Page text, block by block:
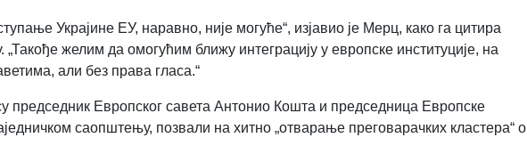
Украјине ЕУ, наравно, није могуће“, изјавио је Мерц, како га цитира
желим да омогућим ближу интеграцију у европске институције, на
али без права гласа.“
председник Европског савета Антонио Кошта и председница Европске
саопштењу, позвали на хитно „отварање преговарачких кластера“ о